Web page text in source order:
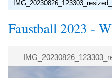
Faustball 2023 -